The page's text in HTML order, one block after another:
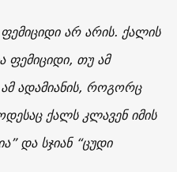
არ არის. ქალის
ფემიციდი, თუ ამ
ადამიანის, როგორც
ქალს კლავენ იმის
და სჯიან “ცუდი